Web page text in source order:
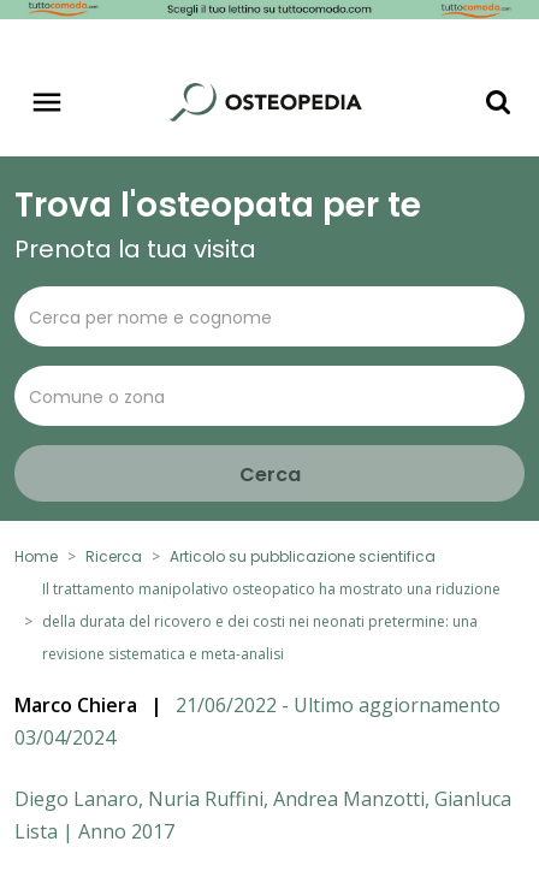
Trova l'osteopata per te
Prenota la tua visita
Cerca
Home Ricerca
Articolo su pubblicazione scientifica
Il trattamento manipolativo osteopatico ha mostrato una riduzione
della durata del ricovero e dei costi nei neonati pretermine: una
revisione sistematica e meta-analisi
Marco Chiera |
21/06/2022 - Ultimo aggiornamento
03/04/2024
Diego Lanaro, Nuria Ruffini, Andrea Manzotti, Gianluca
Lista | Anno 2017